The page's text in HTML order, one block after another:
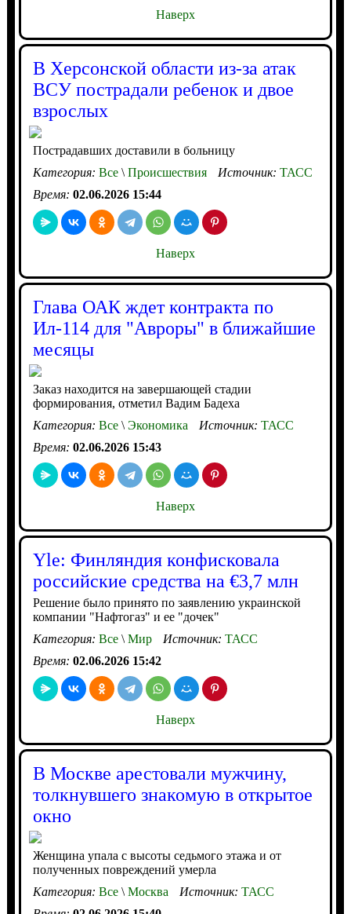
Наверх
В Херсонской области из-за атак
ВСУ пострадали ребенок и двое
взрослых
Пострадавших доставили в больницу
Категория: Все\Происшествия Источник: ТАСС
Время: 02.06.2026 15:44
Наверх
Глава ОАК ждет контракта по
Ил-114 для "Авроры" в ближайшие
месяцы
Заказ находится на завершающей стадии
формирования, отметил Вадим Бадеха
Категория: Все\Экономика Источник: ТАСС
Время: 02.06.2026 15:43
Наверх
Yle: Финляндия конфисковала
российские средства на €3,7 млн
Решение было принято по заявлению украинской
компании "Нафтогаз" и ее "дочек"
Категория: Все\Мир Источник: ТАСС
Время: 02.06.2026 15:42
Наверх
В Москве арестовали мужчину,
толкнувшего знакомую в открытое
окно
Женщина упала с высоты седьмого этажа и от
полученных повреждений умерла
Категория: Все\Москва Источник: ТАСС